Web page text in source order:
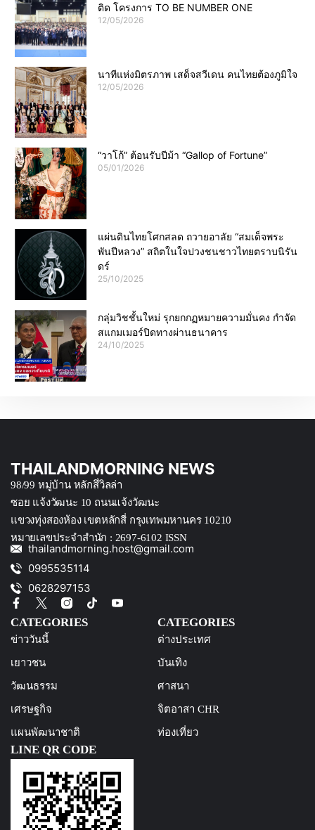
ติด โครงการ TO BE NUMBER ONE
12/05/2026
นาทีแห่งมิตรภาพ เสด็จสวีเดน คนไทยต้องภูมิใจ
12/05/2026
“วาโก้” ต้อนรับปีม้า “Gallop of Fortune”
05/01/2026
แผ่นดินไทยโศกสลด ถวายอาลัย “สมเด็จพระ
พันปีหลวง” สถิตในใจปวงชนชาวไทยตราบนิรัน
ดร์
25/10/2025
กลุ่มวิชชั้นใหม่ รุกยกกฏหมายความมั่นคง กำจัด
สแกมเมอร์ปิดทางผ่านธนาคาร
24/10/2025
THAILANDMORNING NEWS
98/99 หมู่บ้าน หลักสึ่วิลล่า
ซอย แจ้งวัฒนะ 10 ถนนแจ้งวัฒนะ
แขวงทุ่งสองห้อง เขตหลักสี่ กรุงเทพมหานคร 10210
หมายเลขประจำสำนัก : 2697-6102 ISSN
thailandmorning.host@gmail.com
0995535114
0628297153
CATEGORIES
ข่าววันนี้
เยาวชน
วัฒนธรรม
เศรษฐกิจ
แผนพัฒนาชาติ
CATEGORIES
ต่างประเทศ
บันเทิง
ศาสนา
จิตอาสา CHR
ท่องเที่ยว
LINE QR CODE